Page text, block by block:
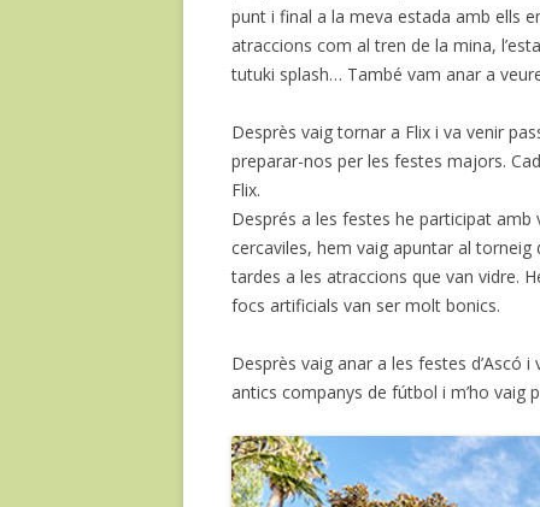
punt i final a la meva estada amb ells
atraccions com al tren de la mina,
tutuki splash… També vam anar a
Desprès vaig tornar a Flix i va venir
preparar-nos per les festes majors.
Flix.
Després a les festes he participat
cercaviles, hem vaig apuntar al torneig
tardes a les atraccions que van vidre.
focs artificials van ser molt bonics.
Desprès vaig anar a les festes d’Ascó
antics companys de fútbol i m’ho vaig